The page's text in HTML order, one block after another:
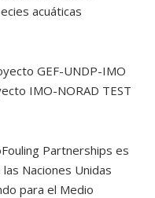
acuáticas
GEF-UNDP-IMO
IMO-NORAD TEST
Partnerships es
Naciones Unidas
para el Medio